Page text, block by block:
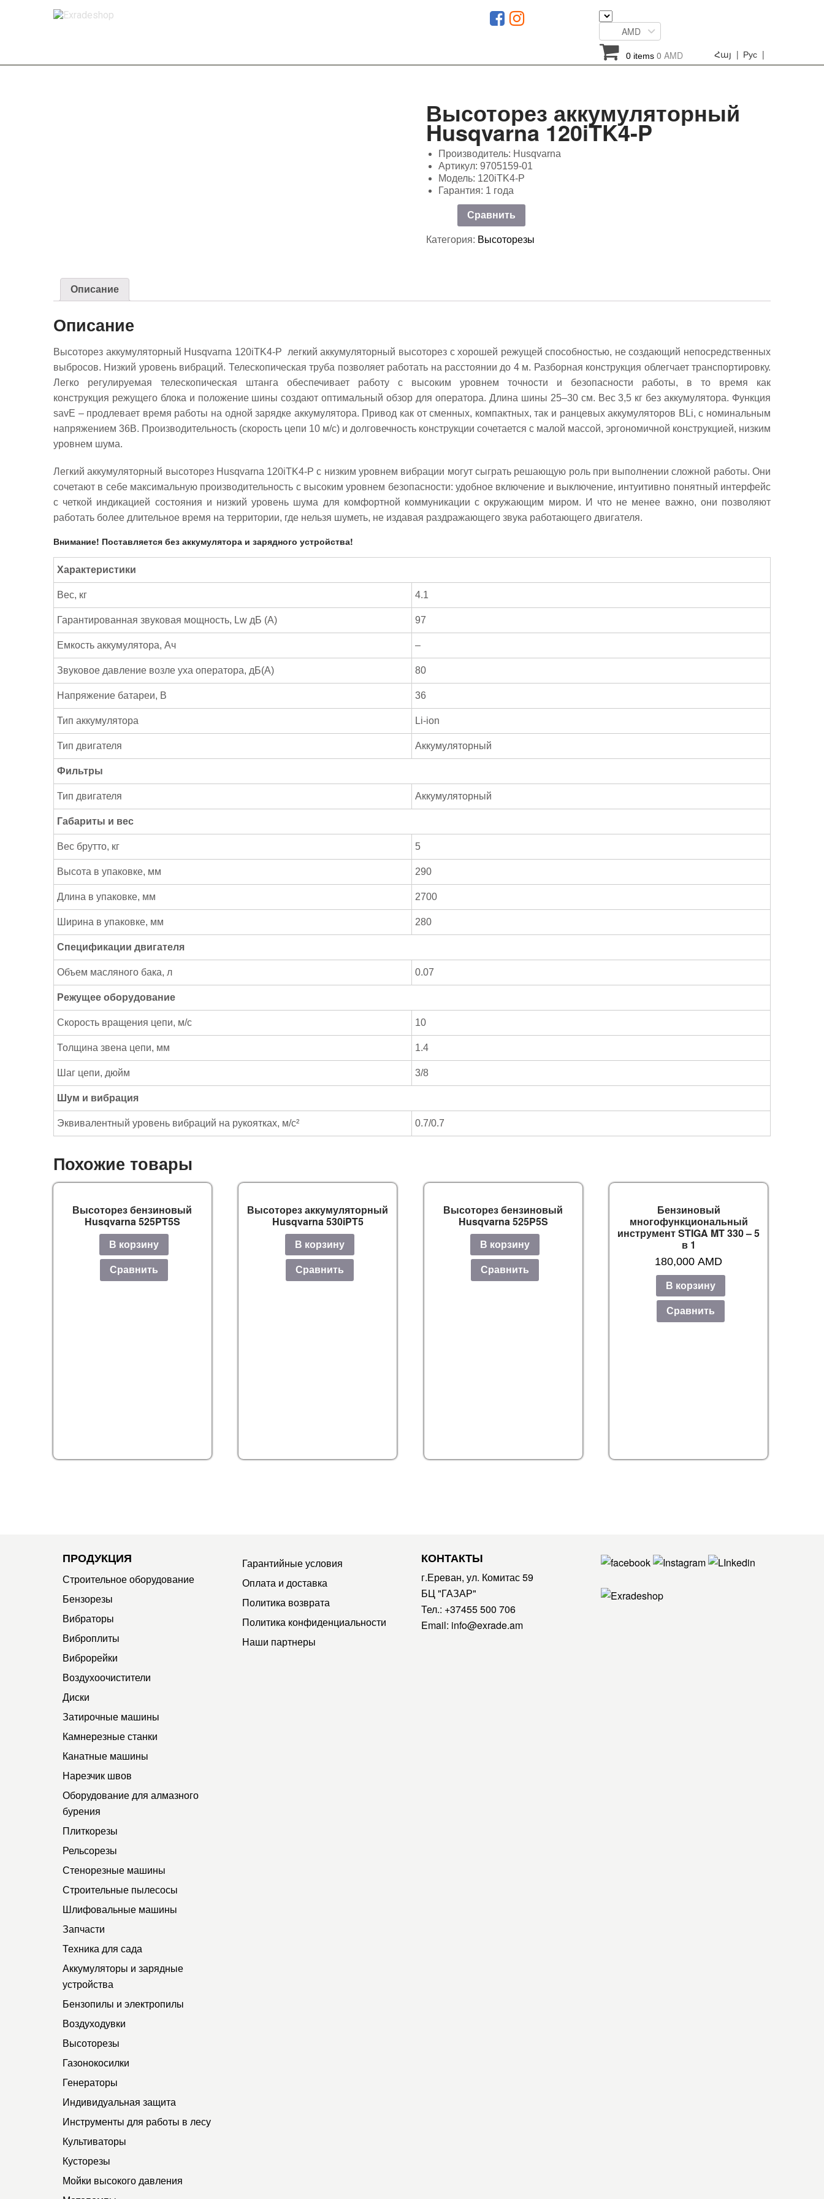
AMD
0 items 0 AMD Рус |
Հայ |
Высоторез аккумуляторный
Husqvarna 120iTK4-P
Производитель: Husqvarna
Артикул: 9705159-01
Модель: 120iTK4-P
Гарантия: 1 года
Сравнить
Категория: Высоторезы
Описание
Описание
Высоторез аккумуляторный Husqvarna 120iTK4-P легкий аккумуляторный высоторез с хорошей режущей способностью, не создающий непосредственных
выбросов. Низкий уровень вибраций. Телескопическая труба позволяет работать на расстоянии до 4 м. Разборная конструкция облегчает транспортировку.
Легко регулируемая телескопическая штанга обеспечивает работу с высоким уровнем точности и безопасности работы, в то время как
конструкция режущего блока и положение шины создают оптимальный обзор для оператора. Длина шины 25–30 см. Вес 3,5 кг без аккумулятора. Функция
savE – продлевает время работы на одной зарядке аккумулятора. Привод как от сменных, компактных, так и ранцевых аккумуляторов BLi, с номинальным
напряжением 36В. Производительность (скорость цепи 10 м/с) и долговечность конструкции сочетается с малой массой, эргономичной конструкцией, низким
уровнем шума.
Легкий аккумуляторный высоторез Husqvarna 120iTK4-P с низким уровнем вибрации могут сыграть решающую роль при выполнении сложной работы. Они
сочетают в себе максимальную производительность с высоким уровнем безопасности: удобное включение и выключение, интуитивно понятный интерфейс
с четкой индикацией состояния и низкий уровень шума для комфортной коммуникации с окружающим миром. И что не менее важно, они позволяют
работать более длительное время на территории, где нельзя шуметь, не издавая раздражающего звука работающего двигателя.
Внимание! Поставляется без аккумулятора и зарядного устройства!
Характеристики
Вес, кг 4.1
Гарантированная звуковая мощность, Lw дБ (А) 97
Емкость аккумулятора, Ач –
Звуковое давление возле уха оператора, дБ(А) 80
Напряжение батареи, В 36
Тип аккумулятора Li-ion
Тип двигателя Аккумуляторный
Фильтры
Тип двигателя Аккумуляторный
Габариты и вес
Вес брутто, кг 5
Высота в упаковке, мм 290
Длина в упаковке, мм 2700
Ширина в упаковке, мм 280
Спецификации двигателя
Объем масляного бака, л 0.07
Режущее оборудование
Скорость вращения цепи, м/с 10
Толщина звена цепи, мм 1.4
Шаг цепи, дюйм 3/8
Шум и вибрация
Эквивалентный уровень вибраций на рукоятках, м/с² 0.7/0.7
Похожие товары
Высоторез бензиновый
Husqvarna 525PT5S
В корзину
Сравнить
Высоторез аккумуляторный
Husqvarna 530iPT5
В корзину
Сравнить
Высоторез бензиновый
Husqvarna 525P5S
В корзину
Сравнить
Бензиновый
многофункциональный
инструмент STIGA MT 330 – 5
в 1
180,000AMD
В корзину
Сравнить
ПРОДУКЦИЯ
Строительное оборудование
Бензорезы
Вибраторы
Виброплиты
Виброрейки
Воздухоочистители
Диски
Затирочные машины
Камнерезные станки
Канатные машины
Нарезчик швов
Оборудование для алмазного
бурения
Плиткорезы
Рельсорезы
Стенорезные машины
Строительные пылесосы
Шлифовальные машины
Запчасти
Техника для сада
Аккумуляторы и зарядные
устройства
Бензопилы и электропилы
Воздуходувки
Высоторезы
Газонокосилки
Генераторы
Индивидуальная защита
Инструменты для работы в лесу
Культиваторы
Кусторезы
Мойки высокого давления
Гарантийные условия
Оплата и доставка
Политика возврата
Политика конфиденциальности
Наши партнеры
КОНТАКТЫ
г.Ереван, ул. Комитас 59
БЦ "ГАЗАР"
Тел.: +37455 500 706
Email: info@exrade.am